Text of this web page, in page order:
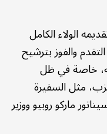
الولاء الكامل
والفوز بترشيح
خاصة في ظل
مثل السفيرة
ماركو روبيو ووزير